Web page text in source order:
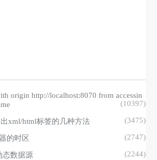
origin http://localhost:8070 from accessin
(10397)
xml/html标签的几种方法 (3475)
的时区 (2747)
态数据源 (2244)